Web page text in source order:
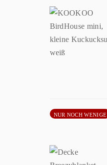
NUR NOCH WENIGE